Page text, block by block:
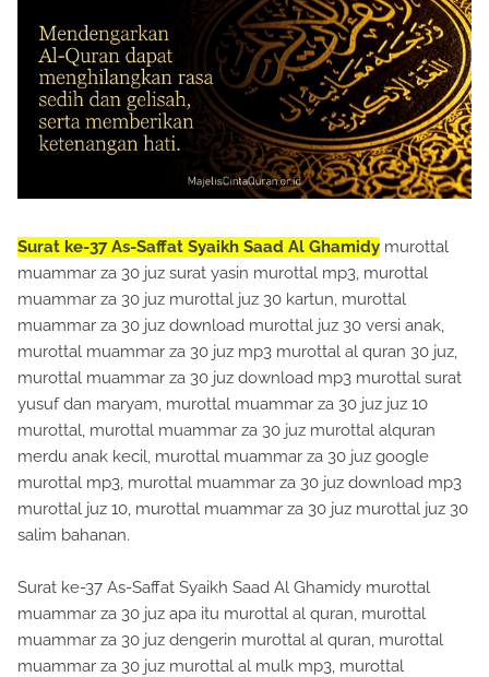
Surat ke-37 As-Saffat Syaikh Saad Al Ghamidy murottal
muammar za 30 juz surat yasin murottal mp3, murottal
muammar za 30 juz murottal juz 30 kartun, murottal
muammar za 30 juz download murottal juz 30 versi anak,
murottal muammar za 30 juz mp3 murottal al quran 30 juz,
murottal muammar za 30 juz download mp3 murottal surat
yusuf dan maryam, murottal muammar za 30 juz juz 10
murottal, murottal muammar za 30 juz murottal alquran
merdu anak kecil, murottal muammar za 30 juz google
murottal mp3, murottal muammar za 30 juz download mp3
murottal juz 10, murottal muammar za 30 juz murottal juz 30
salim bahanan.
Surat ke-37 As-Saffat Syaikh Saad Al Ghamidy murottal
muammar za 30 juz apa itu murottal al quran, murottal
muammar za 30 juz dengerin murottal al quran, murottal
muammar za 30 juz murottal al mulk mp3, murottal